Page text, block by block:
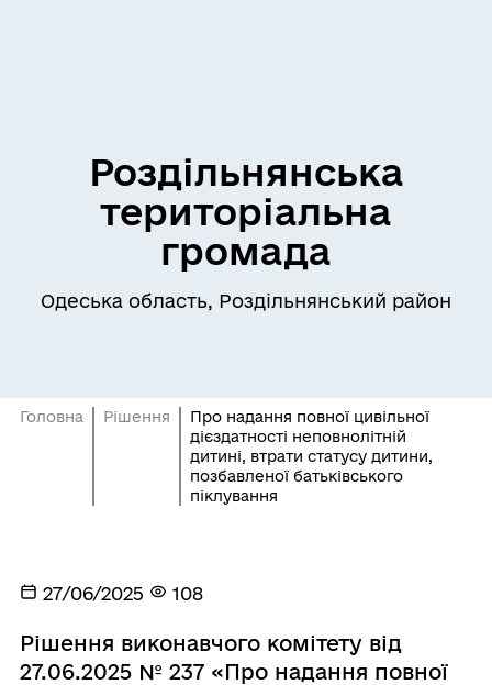
Роздільнянська
територіальна
громада
Одеська область, Роздільнянський район
Головна Рішення
Про надання повної цивільної
дієздатності неповнолітній
дитині, втрати статусу дитини,
позбавленої батьківського
піклування
27/06/2025 108
Рішення виконавчого комітету від
27.06.2025 № 237 «Про надання повної